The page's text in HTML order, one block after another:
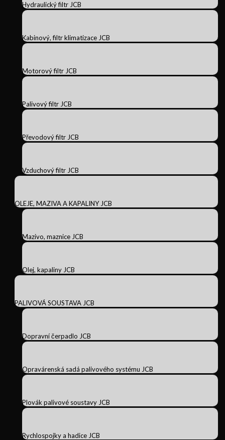
Hydraulický filtr JCB
Kabinový, filtr klimatizace JCB
Motorový filtr JCB
Palivový filtr JCB
Převodový filtr JCB
Vzduchový filtr JCB
OLEJE, MAZIVA A KAPALINY JCB
Mazivo, maznice JCB
Olej, kapaliny JCB
PALIVOVÁ SOUSTAVA JCB
Dopravní čerpadlo JCB
Opravárenská sadá palivového systému JCB
Plovák palivové soustavy JCB
Rychlospojky a hadice JCB